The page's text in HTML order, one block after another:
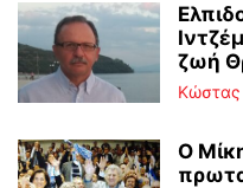
ζωή
Κώστας
Ο